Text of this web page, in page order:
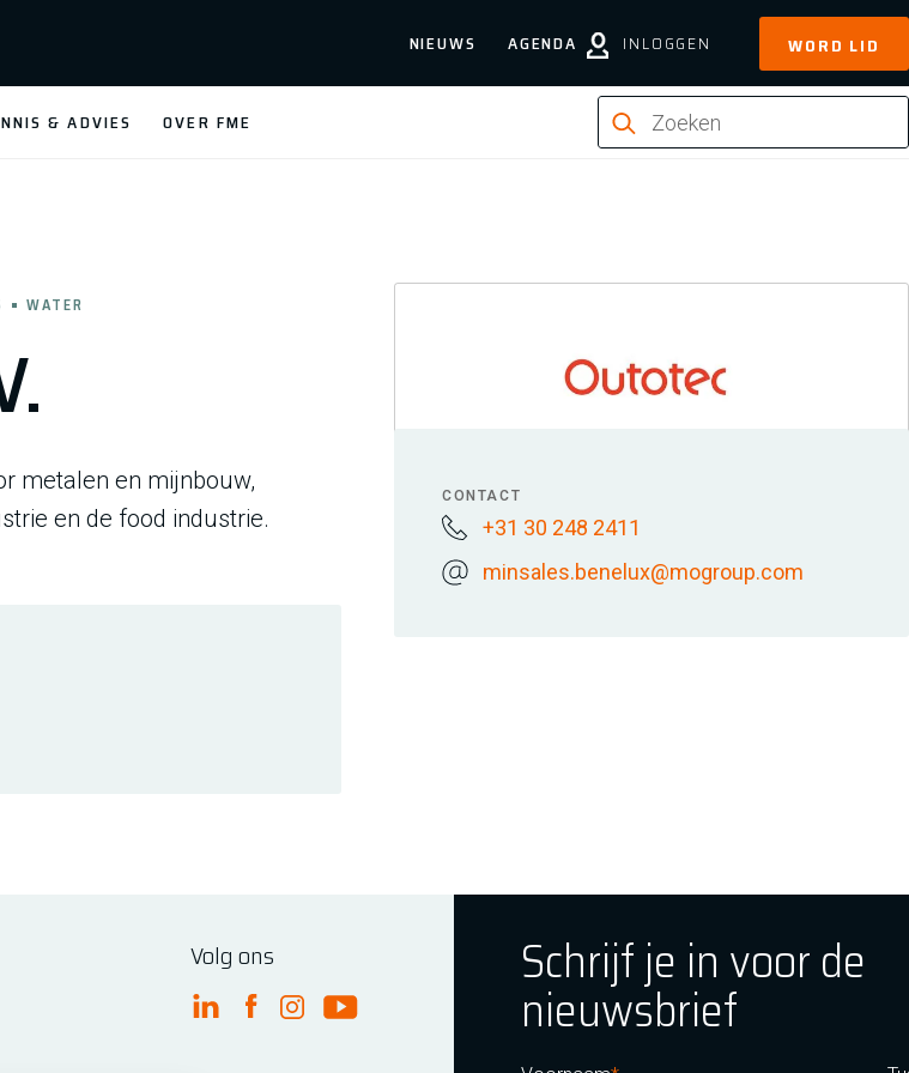
NIEUWS AGENDA INLOGGEN WORD LID
& ADVIES OVER FME
WATER
metalen en mijnbouw,
en de food industrie.
CONTACT
+31 30 248 2411
minsales.benelux@mogroup.com
Volg ons
FME Linkedin
FME Facebook
FME Instagram
FME Youtube
Schrijf je in voor de
nieuwsbrief